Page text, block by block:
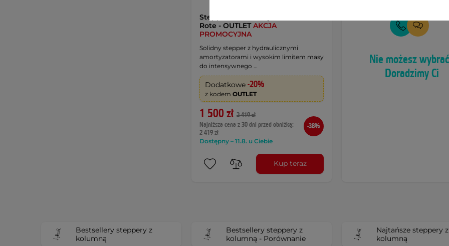
Stepper z kolumną inSPORTline
Rote - OUTLETAKCJA
PROMOCYJNA
Solidny stepper z hydraulicznymi
amortyzatorami i wysokim limitem masy
do intensywnego …
Dodatkowe -20%
z kodem OUTLET
1 500 zł 2 419 zł
Najniższa cena z 30 dni przed obniżką:
2 419 zł
Dostępny – 11.8. u Ciebie
-38%
Kup teraz
Nie możesz
Doradzimy Ci
Bestsellery steppery z
kolumną
Bestsellery steppery z
kolumną - Porównanie
Najtańsze steppery z
kolumną